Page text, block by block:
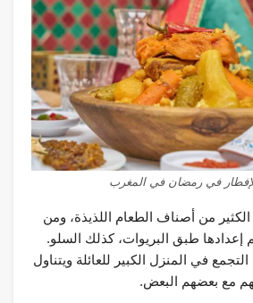
في رمضان في المغرب
الكثير من أصناف الطعام اللذيذة، ومن
إعدادها طبق البريوات، كذلك السلو.
في المنزل الكبير للعائلة ويتناول
مع بعضهم البعض.